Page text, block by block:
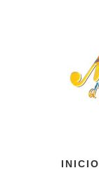
INICIO